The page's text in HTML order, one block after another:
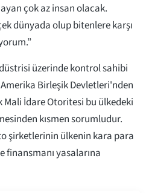
çok az insan olacak.
dünyada olup bitenlere karşı
üzerinde kontrol sahibi
Birleşik Devletleri'nden
Mali İdare Otoritesi bu ülkedeki
kısmen sorumludur.
şirketlerinin ülkenin kara para
yasalarına